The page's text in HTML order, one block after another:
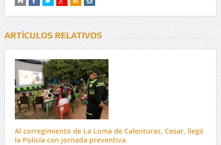
ARTÍCULOS RELATIVOS
Al corregimiento de La Loma de Calenturas, Cesar, llegó
la Policía con jornada preventiva